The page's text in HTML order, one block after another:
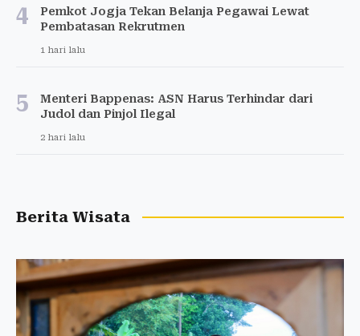
4
Pemkot Jogja Tekan Belanja Pegawai Lewat
Pembatasan Rekrutmen
1 hari lalu
5
Menteri Bappenas: ASN Harus Terhindar dari
Judol dan Pinjol Ilegal
2 hari lalu
Berita Wisata